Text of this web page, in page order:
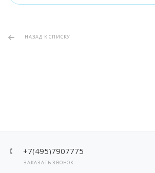
НАЗАД К СПИСКУ
+7(495)7907775
ЗАКАЗАТЬ ЗВОНОК